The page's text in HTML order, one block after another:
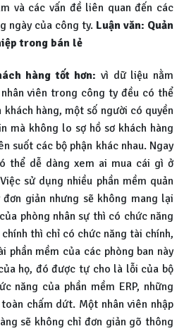
và các vấn đề liên quan đến các
ngày của công ty. Luận văn: Quản
trong bán lẻ
hàng tốt hơn: vì dữ liệu nằm
viên trong công ty đều có thể
hàng, một số người có quyền
mà không lo sợ hồ sơ khách hàng
suốt các bộ phận khác nhau. Ngay
thể dễ dàng xem ai mua cái gì ở
sử dụng nhiều phần mềm quản
giản nhưng sẽ không mang lại
phòng nhân sự thì có chức năng
thì chỉ có chức năng tài chính,
phần mềm của các phòng ban này
họ, đó được tự cho là lỗi của bộ
năng của phần mềm ERP, những
chấm dứt. Một nhân viên nhập
sẽ không chỉ đơn giản gõ thông